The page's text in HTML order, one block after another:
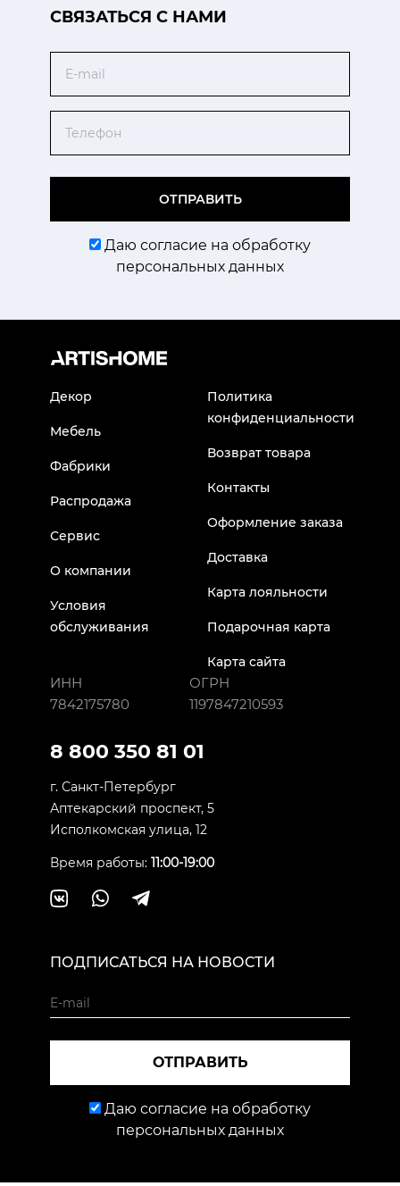
CВЯЗАТЬСЯ С НАМИ
ОТПРАВИТЬ
Даю согласие на обработку
персональных данных
Декор
Мебель
Фабрики
Распродажа
Сервис
О компании
Условия
обслуживания
Политика
конфиденциальности
Возврат товара
Контакты
Оформление заказа
Доставка
Карта лояльности
Подарочная карта
Карта сайта
ИНН
7842175780
ОГРН
1197847210593
8 800 350 81 01
г. Санкт-Петербург
Аптекарский проспект, 5
Исполкомская улица, 12
Время работы: 11:00-19:00
ПОДПИСАТЬСЯ НА НОВОСТИ
ОТПРАВИТЬ
Даю согласие на обработку
персональных данных